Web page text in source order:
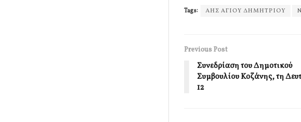
Tags: ΑΗΣ ΑΓΙΟΥ ΔΗΜΗΤΡΙΟΥ
Previous Post
Συνεδρίαση του Δημοτικού
Συμβουλίου Κοζάνης, τη
12